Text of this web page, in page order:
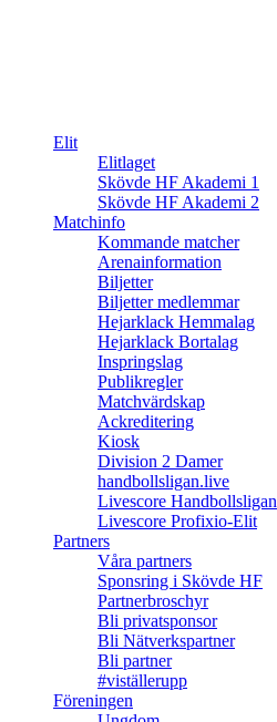
Elit
Elitlaget
Skövde HF Akademi 1
Skövde HF Akademi 2
Matchinfo
Kommande matcher
Arenainformation
Biljetter
Biljetter medlemmar
Hejarklack Hemmalag
Hejarklack Bortalag
Inspringslag
Publikregler
Matchvärdskap
Ackreditering
Kiosk
Division 2 Damer
handbollsligan.live
Livescore Handbollsligan
Livescore Profixio-Elit
Partners
Våra partners
Sponsring i Skövde HF
Partnerbroschyr
Bli privatsponsor
Bli Nätverkspartner
Bli partner
#viställerupp
Föreningen